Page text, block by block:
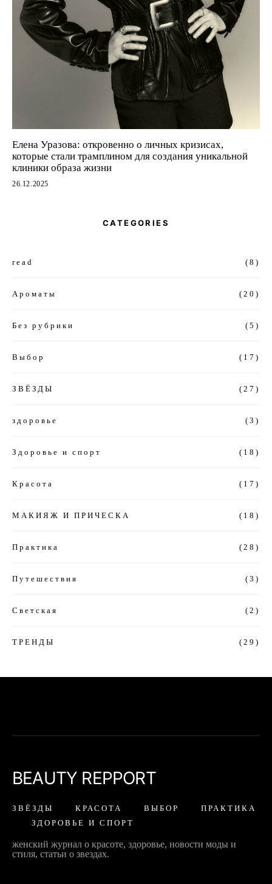
Елена Уразова: откровенно о личных кризисах,
которые стали трамплином для создания уникальной
клиники образа жизни
26.12.2025
CATEGORIES
read (8)
Ароматы (20)
Без рубрики (5)
Выбор (17)
ЗВЁЗДЫ (27)
здоровье (3)
Здоровье и спорт (18)
Красота (17)
МАКИЯЖ И ПРИЧЕСКА (18)
Практика (28)
Путешествия (3)
Светская (2)
ТРЕНДЫ (29)
BEAUTY REPPORT
ЗВЁЗДЫ КРАСОТА ВЫБОР
ПРАКТИКА
ЗДОРОВЬЕ И СПОРТ
женский журнал о красоте, здоровье, новости моды и
стиля, статьи о звездах.